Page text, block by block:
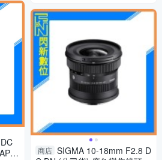
商店 SIGMA 10-18mm F2.8 D